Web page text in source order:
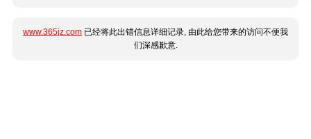
www.365jz.com 已经将此出错信息详细记录, 由此给您带来的访问不便我
们深感歉意.